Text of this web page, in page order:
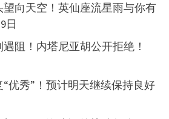
向天空！英仙座流星雨与你有
日
阻！内塔尼亚胡公开拒绝！
优秀”！预计明天继续保持良好